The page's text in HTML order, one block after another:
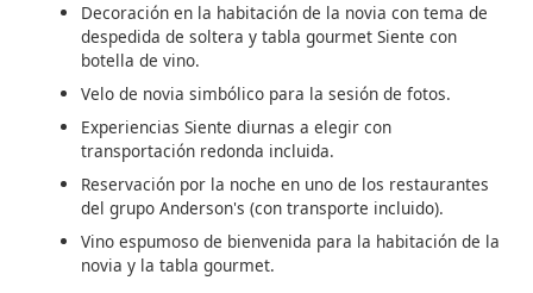
Decoración en la habitación de la novia con tema de
despedida de soltera y tabla gourmet Siente con
botella de vino.
Velo de novia simbólico para la sesión de fotos.
Experiencias Siente diurnas a elegir con
transportación redonda incluida.
Reservación por la noche en uno de los restaurantes
del grupo Anderson's (con transporte incluido).
Vino espumoso de bienvenida para la habitación de la
novia y la tabla gourmet.